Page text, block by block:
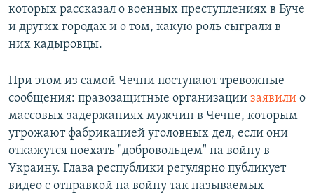
которых рассказал о военных преступлениях в Буче
и других городах и о том, какую роль сыграли в
них кадыровцы.
При этом из самой Чечни поступают тревожные
сообщения: правозащитные организации заявили о
массовых задержаниях мужчин в Чечне, которым
угрожают фабрикацией уголовных дел, если они
откажутся поехать "добровольцем" на войну в
Украину. Глава республики регулярно публикует
видео с отправкой на войну так называемых